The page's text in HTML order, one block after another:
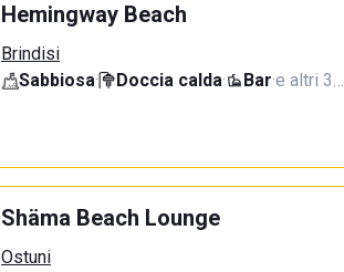
Hemingway Beach
Brindisi
Sabbiosa· Doccia calda· Bar·e altri 3…
Shäma Beach Lounge
Ostuni